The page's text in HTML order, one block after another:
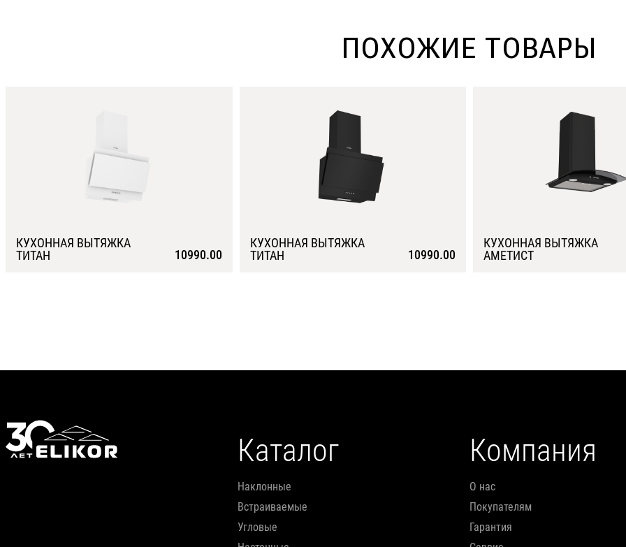
ПОХОЖИЕ ТОВАРЫ
КУХОННАЯ ВЫТЯЖКА
ТИТАН
10990.00
КУХОННАЯ ВЫТЯЖКА
ТИТАН
10990.00
КУХОННАЯ ВЫТЯЖКА
АМЕТИСТ
Каталог
наклонные
встраиваемые
угловые
Компания
О нас
Покупателям
Гарантия